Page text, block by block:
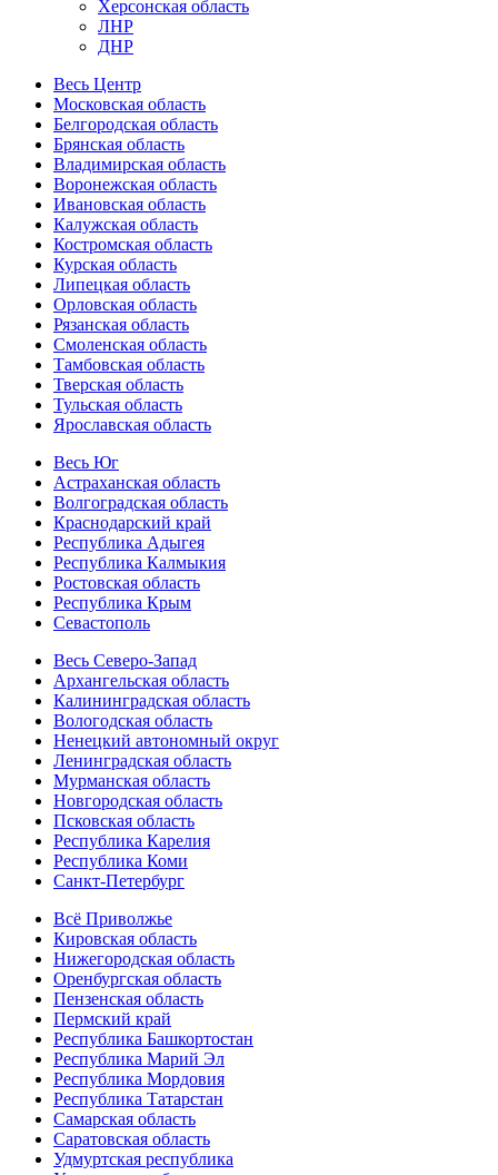
Херсонская область
ЛНР
ДНР
Весь Центр
Московская область
Белгородская область
Брянская область
Владимирская область
Воронежская область
Ивановская область
Калужская область
Костромская область
Курская область
Липецкая область
Орловская область
Рязанская область
Смоленская область
Тамбовская область
Тверская область
Тульская область
Ярославская область
Весь Юг
Астраханская область
Волгоградская область
Краснодарский край
Республика Адыгея
Республика Калмыкия
Ростовская область
Республика Крым
Севастополь
Весь Северо-Запад
Архангельская область
Калининградская область
Вологодская область
Ненецкий автономный округ
Ленинградская область
Мурманская область
Новгородская область
Псковская область
Республика Карелия
Республика Коми
Санкт-Петербург
Всё Приволжье
Кировская область
Нижегородская область
Оренбургская область
Пензенская область
Пермский край
Республика Башкортостан
Республика Марий Эл
Республика Мордовия
Республика Татарстан
Самарская область
Саратовская область
Удмуртская республика